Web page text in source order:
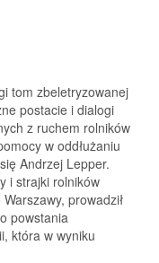
tom zbeletryzowanej
postacie i dialogi
z ruchem rolników
w oddłużaniu
Andrzej Lepper.
i strajki rolników
prowadził
powstania
która w wyniku